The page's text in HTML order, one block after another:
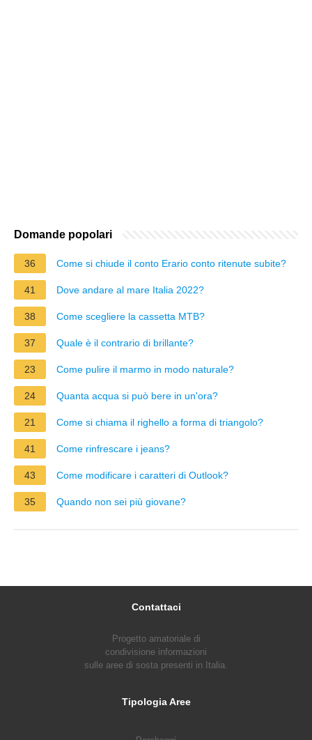
Domande popolari
36 Come si chiude il conto Erario conto ritenute subite?
41 Dove andare al mare Italia 2022?
38 Come scegliere la cassetta MTB?
37 Quale è il contrario di brillante?
23 Come pulire il marmo in modo naturale?
24 Quanta acqua si può bere in un'ora?
21 Come si chiama il righello a forma di triangolo?
41 Come rinfrescare i jeans?
43 Come modificare i caratteri di Outlook?
35 Quando non sei più giovane?
Contattaci
Progetto amatoriale di
condivisione informazioni
sulle aree di sosta presenti in Italia.
Tipologia Aree